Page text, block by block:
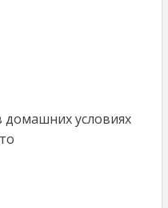
домашних условиях